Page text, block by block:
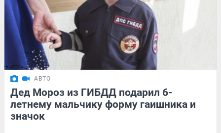
АВТО
Дед Мороз из ГИБДД подарил 6-
летнему мальчику форму гаишника и
значок